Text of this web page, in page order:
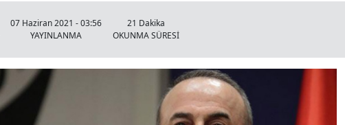
07 Haziran 2021 - 03:56
YAYINLANMA
21 Dakika
OKUNMA SÜRESİ